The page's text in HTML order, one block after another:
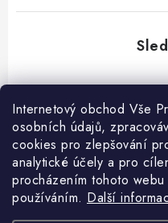
Internetový obchod Vše
osobních údajů,
cookies pro zlepšování
analytické účely a pro
procházením tohoto
používáním. Další
Informace pro Vás
Ceník dopravy